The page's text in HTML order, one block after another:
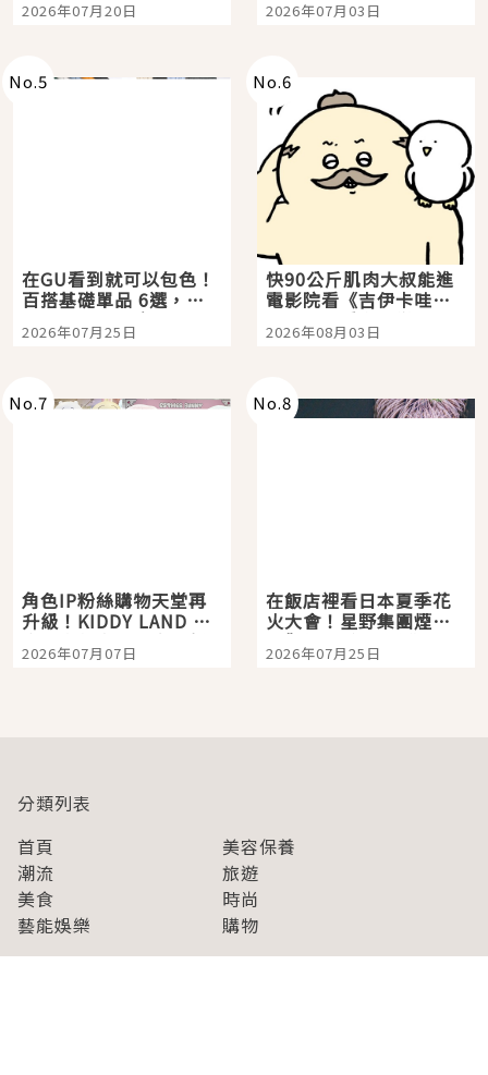
選
2026年07月20日 美食體驗！
2026年07月03日
No.5
在GU看到就可以包色！
百搭基礎單品 6選，閉
眼全收也不心疼
2026年07月25日
No.6
快90公斤肌肉大叔能進
電影院看《吉伊卡哇》
嗎？日本重金屬樂團
「打首」會長與nagano
2026年08月03日
No.7
角色IP粉絲購物天堂再
升級！KIDDY LAND 原
宿店吉伊卡哇迎客，新
開幕 OMOKADO 店3分
2026年07月07日
No.8
在飯店裡看日本夏季花
火大會！星野集團煙火
景觀飯店6選，讓你不用
人擠人悠閒欣賞
2026年07月25日
分類列表
首頁
美容保養
潮流
旅遊
美食
時尚
藝能娛樂
購物